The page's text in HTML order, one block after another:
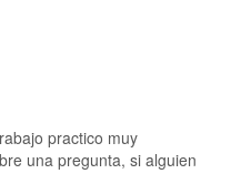
practico muy
una pregunta, si alguien